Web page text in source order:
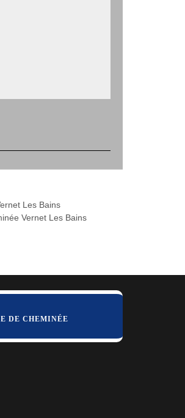
Les Bains
Vernet Les Bains
DE CHEMINÉE